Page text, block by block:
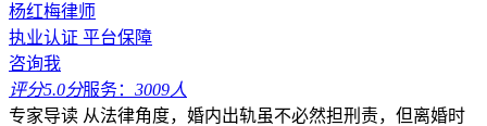
杨红梅律师
执业认证 平台保障
咨询我
评分5.0分服务： 3009人
专家导读 从法律角度，婚内出轨虽不必然担刑责，但离婚时